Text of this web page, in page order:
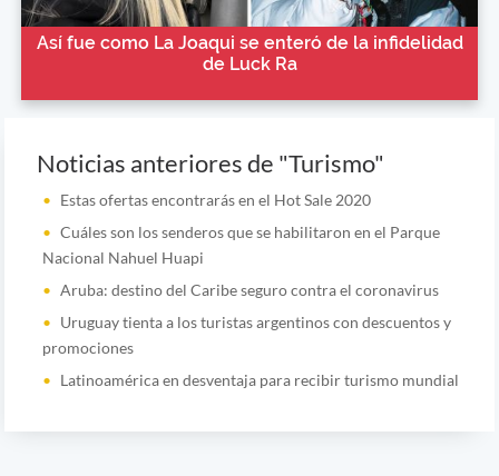
Así fue como La Joaqui se enteró de la infidelidad
de Luck Ra
Noticias anteriores de "Turismo"
Estas ofertas encontrarás en el Hot Sale 2020
Cuáles son los senderos que se habilitaron en el Parque
Nacional Nahuel Huapi
Aruba: destino del Caribe seguro contra el coronavirus
Uruguay tienta a los turistas argentinos con descuentos y
promociones
Latinoamérica en desventaja para recibir turismo mundial